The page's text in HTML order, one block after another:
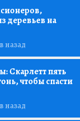
деревьев на
назад
Скарлетт пять
чтобы спасти
назад